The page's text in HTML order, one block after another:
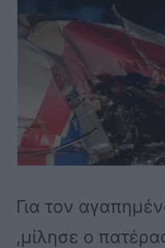
Για τον
,μίλησε ο